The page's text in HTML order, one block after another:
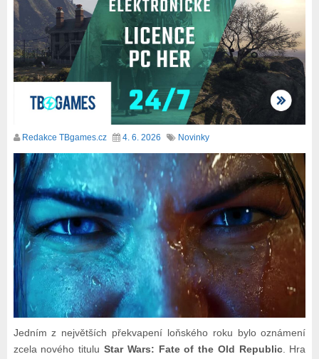
Redakce TBgames.cz 4. 6. 2026 Novinky
Jedním z největších překvapení loňského roku bylo oznámení
zcela nového titulu Star Wars: Fate of the Old Republic. Hra